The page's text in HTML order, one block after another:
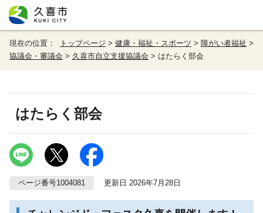
現在の位置： トップページ > 健康・福祉・スポーツ > 障がい者福祉 >
協議会・審議会 > 久喜市自立支援協議会 > はたらく部会
はたらく部会
ページ番号1004081 更新日 2026年7月28日